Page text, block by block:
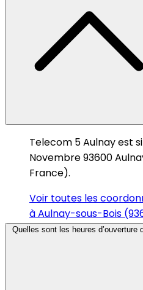
Telecom 5 Aulnay est
Novembre 93600
France).
Voir toutes les
à Aulnay-sous-Bois
Quelles sont les heures d’ouverture